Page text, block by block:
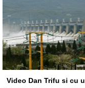
Video Dan Trifu si cu